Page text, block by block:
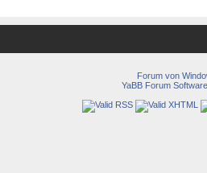
Forum von
YaBB Forum Software